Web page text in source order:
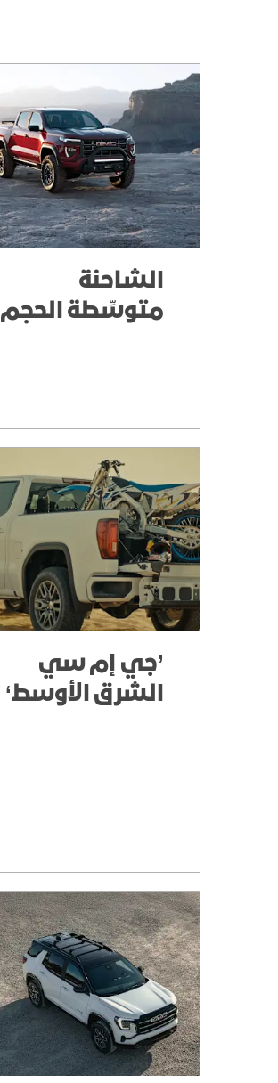
الشاحنة
متوسِّطة الحجم
’جي إم سي
الشرق الأوسط‘